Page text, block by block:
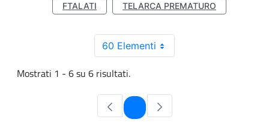
FTALATI
TELARCA PREMATURO
60 Elementi
Mostrati 1 - 6 su 6 risultati.
Pagina